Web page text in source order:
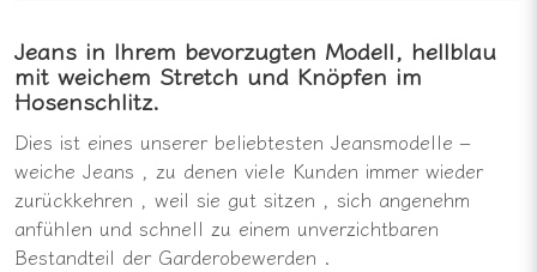
Jeans in Ihrem bevorzugten Modell, hellblau
mit weichem Stretch und Knöpfen im
Hosenschlitz.
Dies ist eines unserer beliebtesten Jeansmodelle –
weiche Jeans , zu denen viele Kunden immer wieder
zurückkehren , weil sie gut sitzen , sich angenehm
anfühlen und schnell zu einem unverzichtbaren
Bestandteil der Garderobewerden .